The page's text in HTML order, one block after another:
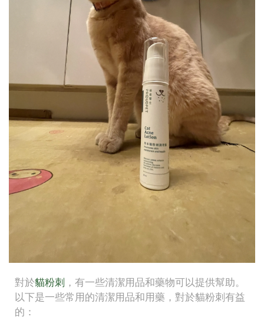
對於貓粉刺 ，有一些清潔用品和藥物可以提供幫助。
以下是一些常用的清潔用品和用藥，對於貓粉刺有益
的：